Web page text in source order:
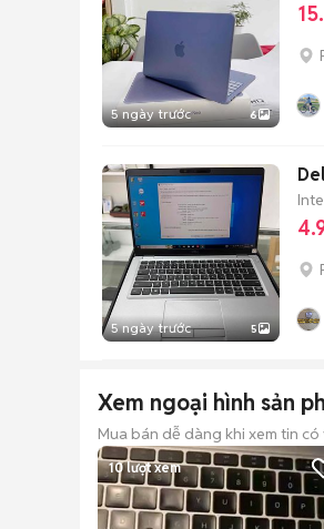
5 ngày trước 6
5 ngày trước 5
Xem ngoại hình sản
Mua bán dễ dàng khi xem tin có
10lượt xem